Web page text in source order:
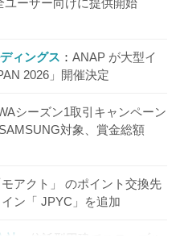
ィングス
ANAP が大型イ
2026」開催決定
シーズン1取引キャンペーン
対象、賞金総額
モアクト」 のポイント交換先
ン「 JPYC」を追加
社
信託型円建てステーブル